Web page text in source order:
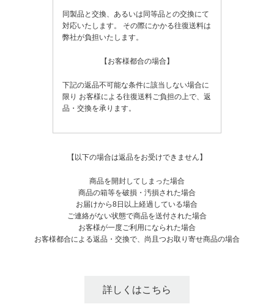
同製品と交換、あるいは同等品との交換にて
対応いたします。
その際にかかる往復送料は
弊社が負担いたします。
【お客様都合の場合】
下記の返品不可能な条件に該当しない場合に
限り お客様による往復送料ご負担の上で、返
品・交換を承ります。
【以下の場合は返品をお受けできません】
商品を開封してしまった場合
商品の箱等を破損・汚損された場合
お届けから8日以上経過している場合
ご連絡がない状態で商品を送付された場合
お客様が一度ご利用になられた場合
お客様都合による返品・交換で、尚且つお取り寄せ商品の場合
詳しくはこちら